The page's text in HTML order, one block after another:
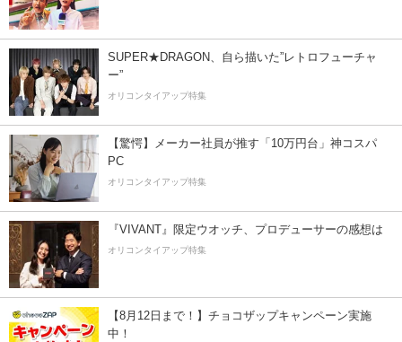
SUPER★DRAGON、自ら描いた”レトロフューチャ
ー”
オリコンタイアップ特集
【驚愕】メーカー社員が推す「10万円台」神コスパ
PC
オリコンタイアップ特集
『VIVANT』限定ウオッチ、プロデューサーの感想は
オリコンタイアップ特集
【8月12日まで！】チョコザップキャンペーン実施
中！